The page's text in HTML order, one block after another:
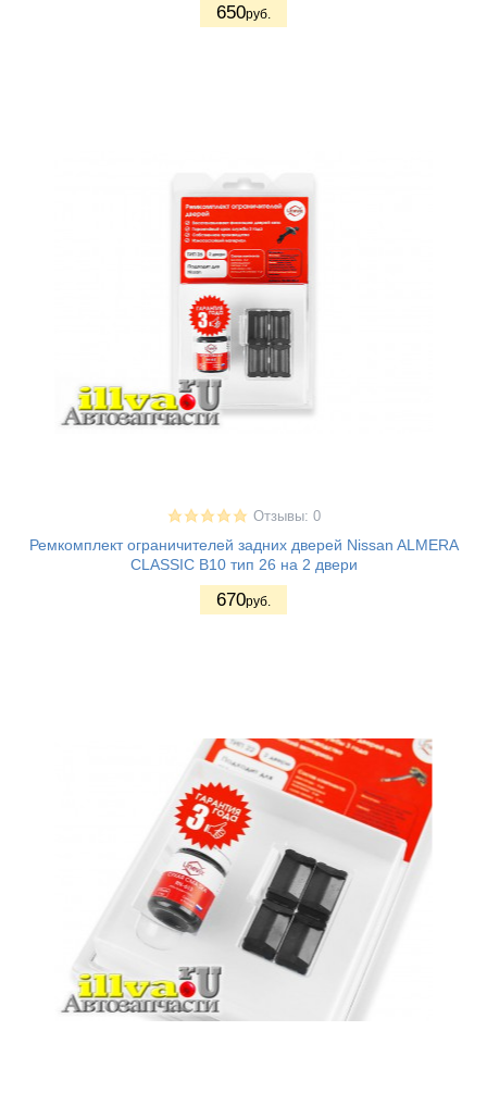
650руб.
Отзывы: 0
Ремкомплект ограничителей задних дверей Nissan ALMERA
CLASSIC B10 тип 26 на 2 двери
670руб.